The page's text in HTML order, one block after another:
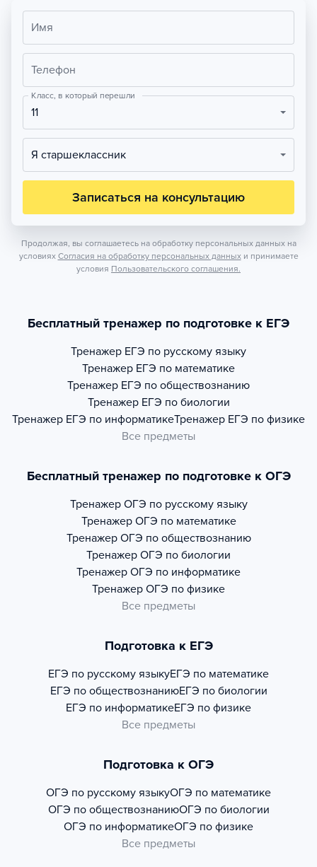
Имя
Телефон
Класс, в который перешли
11
Я старшеклассник
Записаться на консультацию
Продолжая, вы соглашаетесь на обработку персональных данных на
условиях Согласия на обработку персональных данных и принимаете
условия Пользовательского соглашения.
Бесплатный тренажер по подготовке к ЕГЭ
Тренажер ЕГЭ по русскому языку
Тренажер ЕГЭ по математике
Тренажер ЕГЭ по обществознанию
Тренажер ЕГЭ по биологии
Тренажер ЕГЭ по информатикеТренажер ЕГЭ по физике
Все предметы
Бесплатный тренажер по подготовке к ОГЭ
Тренажер ОГЭ по русскому языку
Тренажер ОГЭ по математике
Тренажер ОГЭ по обществознанию
Тренажер ОГЭ по биологии
Тренажер ОГЭ по информатике
Тренажер ОГЭ по физике
Все предметы
Подготовка к ЕГЭ
ЕГЭ по русскому языкуЕГЭ по математике
ЕГЭ по обществознаниюЕГЭ по биологии
ЕГЭ по информатикеЕГЭ по физике
Все предметы
Подготовка к ОГЭ
ОГЭ по русскому языкуОГЭ по математике
ОГЭ по обществознаниюОГЭ по биологии
ОГЭ по информатикеОГЭ по физике
Все предметы